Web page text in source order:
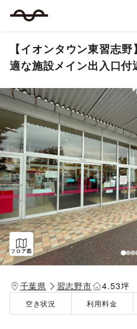
【イオンタウン東習志
適な施設メイン出入口
フロア図
千葉県 習志野市 4.53坪
空き状況 利用料金